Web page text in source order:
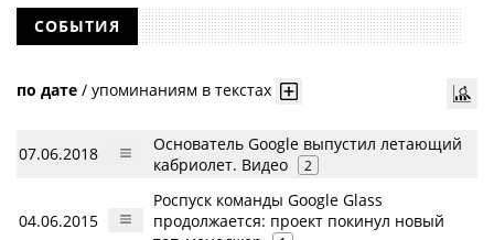
СОБЫТИЯ
по дате / упоминаниям в текстах
07.06.2018
Основатель Google выпустил летающий
кабриолет. Видео
2
04.06.2015
Роспуск команды Google Glass
продолжается: проект покинул новый